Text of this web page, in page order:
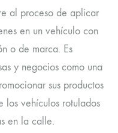
al proceso de aplicar
en un vehículo con
o de marca. Es
y negocios como una
sus productos
los vehículos rotulados
en la calle.